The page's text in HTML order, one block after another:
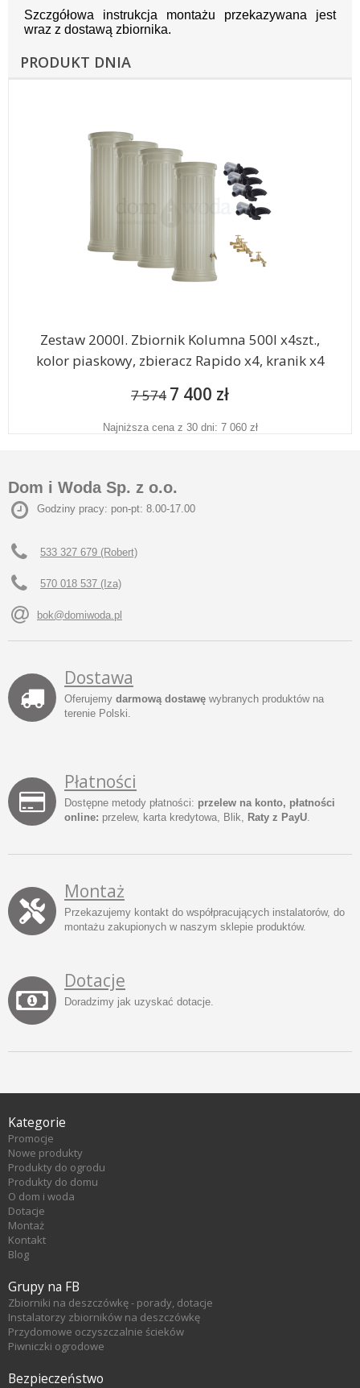
Szczgółowa instrukcja montażu przekazywana jest
wraz z dostawą zbiornika.
PRODUKT DNIA
Zestaw 2000l. Zbiornik Kolumna 500l x4szt.,
kolor piaskowy, zbieracz Rapido x4, kranik x4
7 574 7 400 zł
Najniższa cena z 30 dni: 7 060 zł
Dom i Woda Sp. z o.o.
Godziny pracy: pon-pt: 8.00-17.00
533 327 679 (Robert)
570 018 537 (Iza)
bok@domiwoda.pl
Dostawa
Oferujemy darmową dostawę wybranych produktów na
terenie Polski.
Płatności
Dostępne metody płatności: przelew na konto, płatności
online: przelew, karta kredytowa, Blik, Raty z PayU.
Montaż
Przekazujemy kontakt do współpracujących instalatorów, do
montażu zakupionych w naszym sklepie produktów.
Dotacje
Doradzimy jak uzyskać dotacje.
Kategorie
Promocje
Nowe produkty
Produkty do ogrodu
Produkty do domu
O dom i woda
Dotacje
Montaż
Kontakt
Blog
Grupy na FB
Zbiorniki na deszczówkę - porady, dotacje
Instalatorzy zbiorników na deszczówkę
Przydomowe oczyszczalnie ścieków
Piwniczki ogrodowe
Bezpieczeństwo